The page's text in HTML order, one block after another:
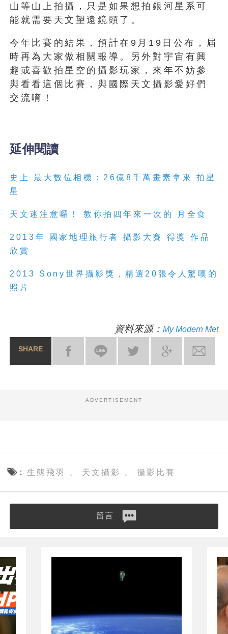
山等山上拍攝，只是如果想拍銀河星系可
能就需要天文望遠鏡頭了。
今年比賽的結果，預計在9月19日公布，屆
時再為大家做相關報導。另外對宇宙有興
趣或喜歡拍星空的攝影玩家，來年不妨參
與看看這個比賽，與國際天文攝影愛好們
交流唷！
延伸閱讀
史上 最大數位相機：26億8千萬畫素拿來 拍星
星
天 文迷注意囉！ 教你拍四年來一次的 月全食
2013 年 國家地 理旅行者 攝影大賽 得獎 作品
欣賞
2013
Sony世界攝影獎，精選20張令人驚嘆的
照片
資料來源： My Modern Met
SHARE
ADVERTISEMENT
生態飛羽 、 天文攝影 、 攝影比賽
留言